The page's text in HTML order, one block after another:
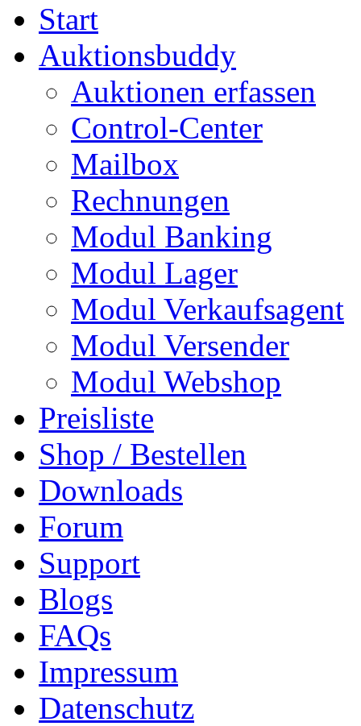
Start
Auktionsbuddy
Auktionen erfassen
Control-Center
Mailbox
Rechnungen
Modul Banking
Modul Lager
Modul Verkaufsagent
Modul Versender
Modul Webshop
Preisliste
Shop / Bestellen
Downloads
Forum
Support
Blogs
FAQs
Impressum
Datenschutz